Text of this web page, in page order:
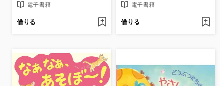
電子書籍
借りる
電子書籍
借りる